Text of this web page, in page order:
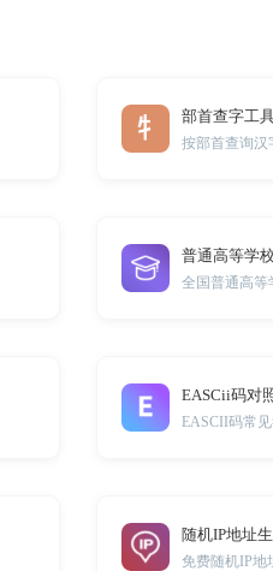
部首查字工
按部首查询汉
普通高等学
全国普通高等
EASCii码对
EASCII码常
随机IP地址
免费随机IP地